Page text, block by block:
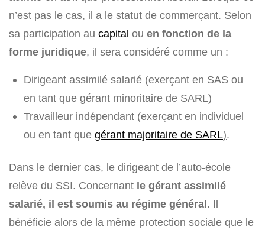
n’est pas le cas, il a le statut de commerçant. Selon
sa participation au capital ou en fonction de la
forme juridique, il sera considéré comme un :
Dirigeant assimilé salarié (exerçant en SAS ou
en tant que gérant minoritaire de SARL)
Travailleur indépendant (exerçant en individuel
ou en tant que gérant majoritaire de SARL).
Dans le dernier cas, le dirigeant de l’auto-école
relève du SSI. Concernant le gérant assimilé
salarié, il est soumis au régime général. Il
bénéficie alors de la même protection sociale que le